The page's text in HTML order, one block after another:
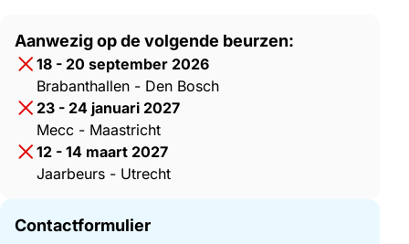
Aanwezig op de volgende beurzen:
18 - 20 september 2026
Brabanthallen - Den Bosch
23 - 24 januari 2027
Mecc - Maastricht
12 - 14 maart 2027
Jaarbeurs - Utrecht
Contactformulier